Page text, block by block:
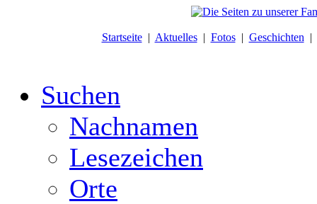
Startseite| Aktuelles| Fotos| Geschichten |
Suchen
Nachnamen
Lesezeichen
Orte